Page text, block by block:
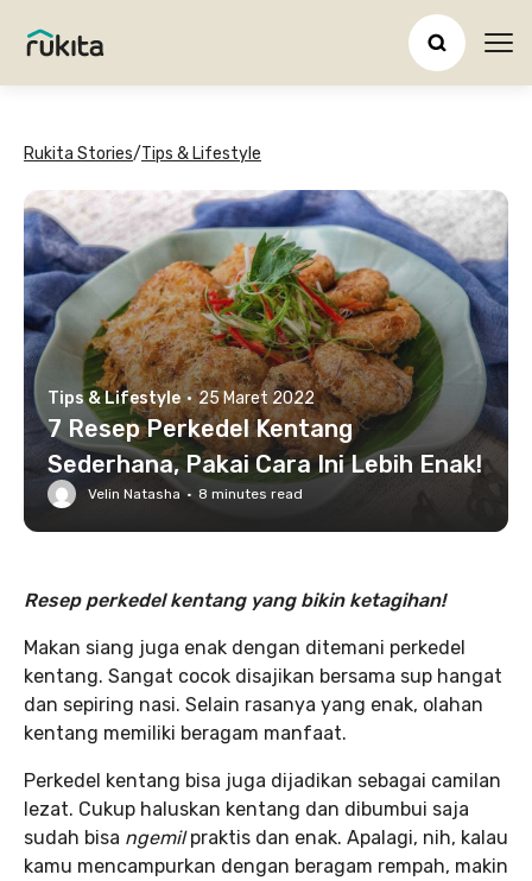
Rukita Stories/Tips & Lifestyle
Tips & Lifestyle · 25 Maret 2022
7 Resep Perkedel Kentang
Sederhana, Pakai Cara Ini Lebih Enak!
Velin Natasha · 8 minutes read
Resep perkedel kentang yang bikin ketagihan!
Makan siang juga enak dengan ditemani perkedel
kentang. Sangat cocok disajikan bersama sup hangat
dan sepiring nasi. Selain rasanya yang enak, olahan
kentang memiliki beragam manfaat.
Perkedel kentang bisa juga dijadikan sebagai camilan
lezat. Cukup haluskan kentang dan dibumbui saja
sudah bisa ngemilpraktis dan enak. Apalagi, nih, kalau
kamu mencampurkan dengan beragam rempah, makin